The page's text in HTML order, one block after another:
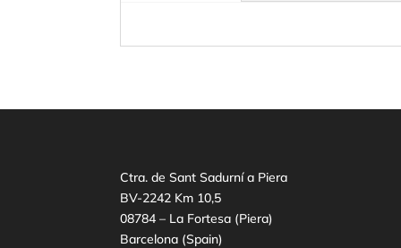
Ctra. de Sant Sadurní a Piera
BV-2242 Km 10,5
08784 – La Fortesa (Piera)
Barcelona (Spain)